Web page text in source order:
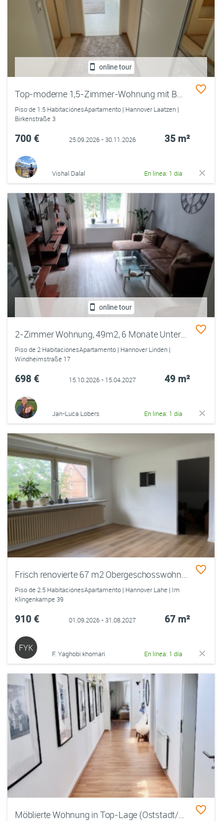
online tour
Top-moderne 1,5-Zimmer-Wohnung mit Balkon in neu errichtetem Gebäude mit Aufzug🏡🌿
Piso de 1.5 HabitaciónesApartamento | Hannover Laatzen |
Birkenstraße 3
700 € 25.09.2026 - 30.11.2026 35 m²
Vishal Dalal En línea: 1 día
online tour
2-Zimmer Wohnung, 49m2, 6 Monate Untermiete ab Oktober
Piso de 2 HabitaciónesApartamento | Hannover Linden |
Windheimstraße 17
698 € 15.10.2026 - 15.04.2027 49 m²
Jan-Luca Lobers En línea: 1 día
Frisch renovierte 67 m2 Obergeschosswohnung im Zweifamilienhaus – befristet
Piso de 2.5 HabitaciónesApartamento | Hannover Lahe | Im
Klingenkampe 39
910 € 01.09.2026 - 31.08.2027 67 m²
FYK
F. Yaghobi khomari En línea: 1 día
Möblierte Wohnung in Top-Lage (Oststadt/List) – Zwischenmiete